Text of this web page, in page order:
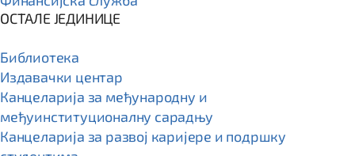
ОСТАЛЕ ЈЕДИНИЦЕ
Библиотека
Издавачки центар
Канцеларија за међународну и
међуинституционалну сарадњу
Канцеларија за развој каријере и подршку